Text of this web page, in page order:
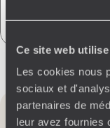
Ce site web
Les cookies nous
sociaux et
partenaires de
leur avez fournies
2